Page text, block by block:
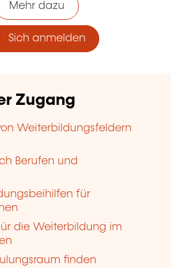
Mehr dazu
anmelden
Zugang
Weiterbildungsfeldern
Berufen und
für
die Weiterbildung im
finden